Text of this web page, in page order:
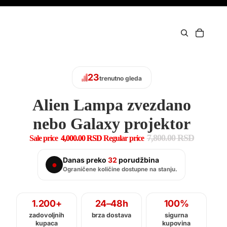
23trenutno gleda
Alien Lampa zvezdano
nebo Galaxy projektor
Sale price 4,000.00 RSD Regular price 7,800.00 RSD
● Danas preko 33 porudžbina
Ograničene količine dostupne na stanju.
1.200+
zadovoljnih
kupaca
24–48h
brza dostava
100%
sigurna
kupovina